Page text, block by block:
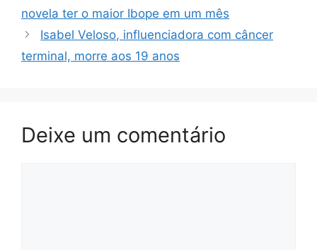
novela ter o maior Ibope em um mês
Isabel Veloso, influenciadora com câncer
terminal, morre aos 19 anos
Deixe um comentário